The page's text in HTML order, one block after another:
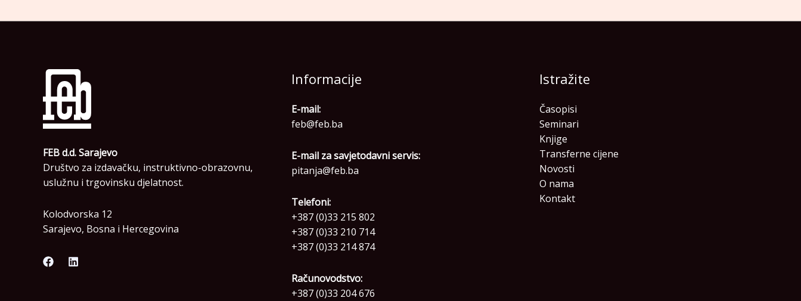
FEB d.d. Sarajevo
Društvo za izdavačku, instruktivno-obrazovnu,
uslužnu i trgovinsku djelatnost.
Kolodvorska 12
Sarajevo, Bosna i Hercegovina
Informacije
E-mail:
feb@feb.ba
E-mail za savjetodavni servis:
pitanja@feb.ba
Telefoni:
+387 (0)33 215 802
+387 (0)33 210 714
+387 (0)33 214 874
Računovodstvo:
+387 (0)33 204 676
Istražite
Časopisi
Seminari
Knjige
Transferne cijene
Novosti
O nama
Kontakt